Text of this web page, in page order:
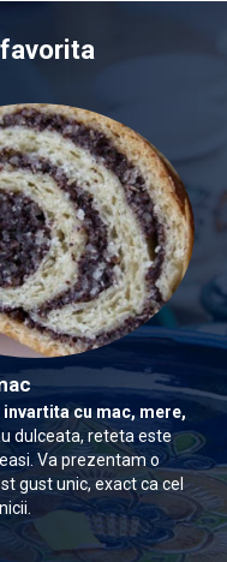
invartita cu mac, mere,
dulceata, reteta este
Va prezentam o
gust unic, exact ca cel